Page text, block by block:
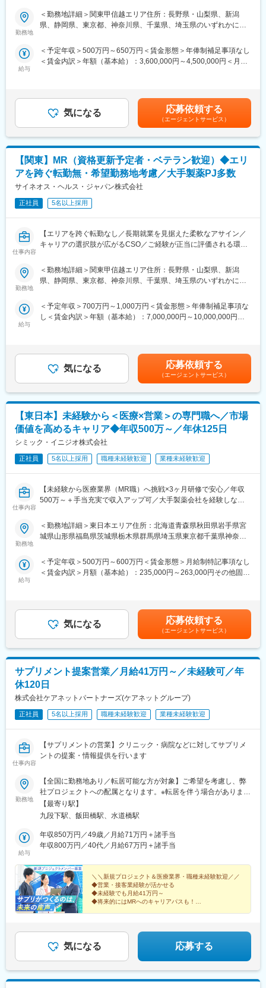
これを可能にしている背景としては、比較的少数規模を保って運
営を行っているからこそマネージャーの目が行き届く環境を整え
■入社後も強力なバックアップが受けられます！
も実施しており、日々の業務だけでなく中長期的な視点での相談
も可能です。また、クライアント・社内評価に基いた明確な評価
制度により、キャリアや年収アップに向けた目標を定めやすい環
少しでも医療業界でキャリア形成したい！というお気持ちのある
方は是非ご応募ください！
変更の範囲：会社の定める業務
《資格と想いがあれば活躍できる！》
「誰かのためになる仕事がしたい」「社会貢献につながる仕事を
したい」という想いがあればOK！当社には、臨床経験を活かして
ます。
これまでの経験を活かして新たなフィールドで活躍したい方を歓
■夜勤なし！日勤・土日祝休みで働き方改善・ワークライフバラン
スの両立が叶う！
■明確な評価制度あり！自身の成果や頑張りが客観的に評価され、
年収に反映されます。また、在籍年数が増えると永年勤続報奨金
や四半期一時金などの手当もアップします。つまり、やりがいや
努力がきちんと報われる報酬制度になっています。
《丁寧な研修・支援体制で成長を応援！》
入社後は2カ月間の研修制度がありますので、未経験の方も安心し
てご応募ください！同期社員と一緒に集中的に研修を行い、その
また、配属後も一人ひとりの知識とスキルレベルを上げるために
様々な研修をご用意しています。
《あなたの想いを実現する豊富なキャリアプランとサポート体
制！》
社部門（マネージャー、研修部門など）へのキャリアチェンジ」
など幅広いキャリアプランがあります。また、弊社のマネージャ
将来のキャリアに関してサポートをしていきます。
《職種に関して》
■MRとは主に医師や薬剤師等へ、担当製品の情報提供を行いま
す。担当施設の患者様に応じた情報提供や、担当製品の処方後の
情報収集を行います。
変更の範囲：会社の定める業務
勤務地
＜勤務地詳細＞関東甲信越エリア住所：長野県・山梨県、新潟
県、静岡県、東京都、神奈川県、千葉県、埼玉県のいずれかに配
定める事業所
給与
＜予定年収＞500万円～650万円＜賃金形態＞年俸制補足事項なし
＜賃金内訳＞年額（基本給）：3,600,000円～4,500,000円＜月額
四半期一時金：10万円（四半期に1回、10万円程度支給）※ただし
支給条件有。他、永続勤務報奨金（3年勤務5万円支給、5年勤務
10万円…）ございます。賃金はあくまでも目安の金額であり、選
考を通じて上下する可能性があります。月給(月額)は固定手当を含
めた表記です。
気になる 応募依頼する
（エージェントサービス）
【関東】MR（資格更新予定者・ベテラン歓迎）◆エリ
アを跨ぐ転勤無・希望勤務地考慮／大手製薬PJ多数
サイネオス・ヘルス・ジャパン株式会社
正社員 5名以上採用
仕事内容
【エリアを跨ぐ転勤なし／長期就業を見据えた柔軟なアサイン／
キャリアの選択肢が広がるCSO／ご経験が正当に評価される環
【はじめに】
今回はMRを募集します。MR資格更新予定の方・ベテランの方も
～50代まで幅広く活躍しており、長期就業も叶う環境です。
医師、薬剤師に課題解決するための医薬品情報を提供、副作用情
報を収集を行っていただきます。
《具体的には...》
■新薬のプロモーション
■長期収載品の市場拡大
■ジェネリック医薬品のプロモーション
※プロジェクトの状況によっては、選考保留（ご紹介できるプロジ
ェクトが出るまで保留）となる場合もございますのであらかじめ
ご認識の程よろしくお願いします※
■エリアを跨ぐ転勤なし：
初任地希望だけでなく、エリアを跨いでの転勤はないため、転勤
て、アサインを検討します。
会、自身の強みを活かしたPJ相談などが可能です。定期的な面談
を通じて、その時々に応じたプロジェクトを提示するなどフレキ
■明確な評価制度：
自身の成果や頑張りが客観的に評価され、年収に反映されます。
また、在籍年数が増えると永年勤続報奨金や四半期一時金などの
手当もアップします。つまり、やりがいや努力がきちんと報われ
る報酬制度になっています。
【サポート体制】
配属後は担当マネージャーが丁寧に支援します。日々の仕事の悩
す。また知識・スキルレベルを上げるために様々な研修をご用意
変更の範囲：会社の定める業務
勤務地
＜勤務地詳細＞関東甲信越エリア住所：長野県・山梨県、新潟
県、静岡県、東京都、神奈川県、千葉県、埼玉県のいずれかに配
定める事業所（リモートワーク含む）
給与
＜予定年収＞700万円～1,000万円＜賃金形態＞年俸制補足事項な
し＜賃金内訳＞年額（基本給）：7,000,000円～10,000,000円＜
年間最大40万円※ただし支給条件有。賃金はあくまでも目安の金
額であり、選考を通じて上下する可能性があります。月給(月額)は
固定手当を含めた表記です。
気になる 応募依頼する
（エージェントサービス）
【東日本】未経験から＜医療×営業＞の専門職へ／市場
価値を高めるキャリア◆年収500万～／年休125日
シミック・イニジオ株式会社
正社員 5名以上採用 職種未経験歓迎 業種未経験歓迎
仕事内容
【未経験から医療業界（MR職）へ挑戦×3ヶ月研修で安心／年収
500万～＋手当充実で収入アップ可／大手製薬会社を経験しなが
＜入社月について＞
入社月が決まっているため同期も多く安心してスタート可能
具体的には、「どんな病気に効くか（効果）／安全性（副作用や
注意点）／品質に問題はないか」をわかりやすく伝えます
また、現場で使われた際の声を聞き取り製薬会社へ届け、より良
い薬づくりにも貢献します
自分が関わった薬が患者様の治療につながり、感謝されるやりが
いのある仕事です
＼＼求人のポイント／／
◎未経験から医療業界へ｜大手製薬会社のプロジェクトで働ける
◎3ヶ月研修＋OJTでゼロから育成｜専門性の高いキャリア形成
員など）が活躍中
▽約3ヶ月の研修（医療知識・業務理解）
▽現場配属（4ヶ月目～）※マネージャーなど周囲のサポートを受
けながら実務習得
▽キャリア形成（MR経験者スペシャリスト・管理職や本社管理職
へのキャリアアップ＆キャリアチェンジの可能性アリ）
■充実した研修制度
・全員未経験入社！同期とスタートできる環境
・配属後もマネージャーや先輩MRが成長をサポート
■手厚い福利厚生
・外勤手当（1日1,500円）
■当社の特徴
研修終了後は各製薬メーカーのプロジェクトに配属される『コン
クラクトMR』。配属期間は平均2～3年程。
勤務地
＜勤務地詳細＞東日本エリア住所：北海道青森県秋田県岩手県宮
城県山形県福島県茨城県栃木県群馬県埼玉県東京都千葉県神奈川
全面禁煙変更の範囲：会社の定める事業所
給与
＜予定年収＞500万円～600万円＜賃金形態＞月給制特記事項なし
＜賃金内訳＞月額（基本給）：235,000円～263,000円その他固定
を全額支給 ■賞与年2回（昨年度実績4.2ヶ月）、報酬改定年1回■
全国勤務が可能な方は、50万円の一時金を支給(3ヶ月の試用期間
後の翌月給与で支給)賃金はあくまでも目安の金額であり、選考を
通じて上下する可能性があります。月給(月額)は固定手当を含めた
表記です。
気になる 応募依頼する
（エージェントサービス）
サプリメント提案営業／月給41万円～／未経験可／年
休120日
株式会社ケアネットパートナーズ(ケアネットグループ)
正社員 5名以上採用 職種未経験歓迎 業種未経験歓迎
仕事内容
【サプリメントの営業】クリニック・病院などに対してサプリメ
ントの提案・情報提供を行います
勤務地
【全国に勤務地あり／転居可能な方が対象】ご希望を考慮し、弊
社プロジェクトへの配属となります。※転居を伴う場合があります
（転居可能な方が応募対象です）★転居にかかる費用は会社負担
（規定あり）！引っ越しの不安を感じている方もご安心くださ
引っ越し費用・物件の内見にかかる交通費・契約手続きにかかる
交通費新しい土地でのスタートを、会社がしっかりバックアップ
【最寄り駅】
九段下駅、飯田橋駅、水道橋駅
給与
年収850万円／49歳／月給71万円＋諸手当
年収800万円／40代／月給67万円＋諸手当
＼＼新規プロジェクト＆医療業界・職種未経験歓迎／／
◆営業・接客業経験が活かせる
◆未経験でも月給41万円～
◆将来的にはMRへのキャリアパスも！
気になる 応募する